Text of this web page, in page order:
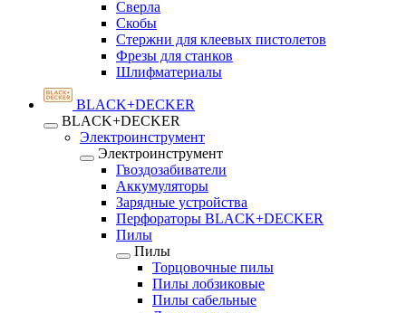
Сверла
Скобы
Стержни для клеевых пистолетов
Фрезы для станков
Шлифматериалы
BLACK+DECKER
BLACK+DECKER
Электроинструмент
Электроинструмент
Гвоздозабиватели
Аккумуляторы
Зарядные устройства
Перфораторы BLACK+DECKER
Пилы
Пилы
Торцовочные пилы
Пилы лобзиковые
Пилы сабельные